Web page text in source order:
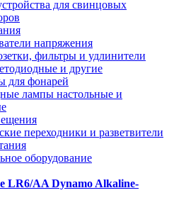
для свинцовых
напряжения
фильтры и удлинители
и другие
для фонарей
лампы настольные и
переходники и разветвители
оборудование
LR6/AA Dynamo Alkaline-